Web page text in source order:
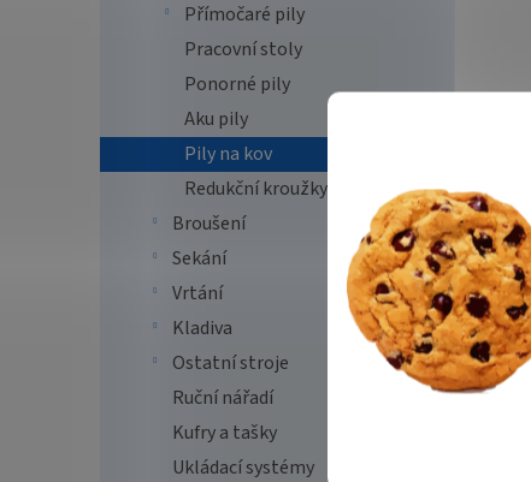
Přímočaré pily
Pracovní stoly
Ponorné pily
Aku pily
Pily na kov
Redukční kroužky
Broušení
Sekání
Vrtání
Kladiva
Ostatní stroje
Ruční nářadí
Kufry a tašky
Ukládací systémy